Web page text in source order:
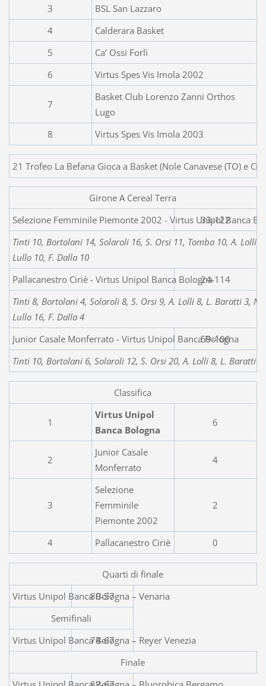
3
BSL San Lazzaro
4
Calderara Basket
5
Ca’ Ossi Forlì
6
Virtus Spes Vis Imola 2002
7
Basket Club Lorenzo Zanni Orthos
Lugo
8
Virtus Spes Vis Imola 2003
21 Trofeo La Befana Gioca a Basket (Nole Canavese (TO) e
Girone A Cereal Terra
Selezione Femminile Piemonte 2002 -
33-122
Tinti 10, Bortolani 14, Solaroli 16, S. Orsi 11, Tomba 10, A.
Lullo 10, F. Dalla 10
Pallacanestro Ciriè - Virtus Unipol Banca Bologna24-114
Tinti 8, Bortolani 4, Solaroli 8, S. Orsi 9, A. Lolli 8, L. Baratti 3,
Lullo 16, F. Dalla 4
Junior Casale Monferrato - Virtus Unipol Banca Bologna
59-100
Tinti 10, Bortolani 6, Solaroli 12, S. Orsi 20, A. Lolli 8, L. Baratti
Classifica
1
Virtus Unipol
Banca Bologna
6
2
Junior Casale
Monferrato
4
3
Selezione
Femminile
Piemonte 2002
2
4 Pallacanestro Ciriè 0
Quarti di finale
Virtus Unipol Banca Bologna – Venaria
80-57
Semifinali
Virtus Unipol Banca Bologna – Reyer Venezia
74-67
Finale